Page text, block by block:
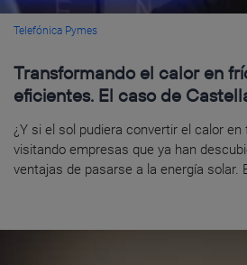
Telefónica Pymes
Transformando el calor en
eficientes. El caso de
¿Y si el sol pudiera convertir el calor
visitando empresas que ya han
ventajas de pasarse a la energía solar.